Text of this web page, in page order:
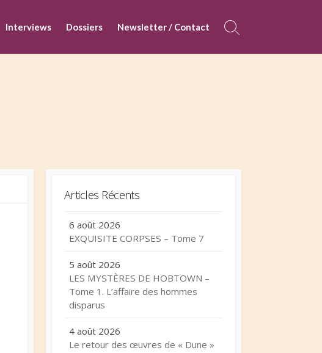
Interviews Dossiers Newsletter / Contact
Search
Articles Récents
6 août 2026
EXQUISITE CORPSES – Tome 7
5 août 2026
LES MYSTÈRES DE HOBTOWN –
Tome 1. L’affaire des hommes
disparus
4 août 2026
Le retour des œuvres de « Dune »